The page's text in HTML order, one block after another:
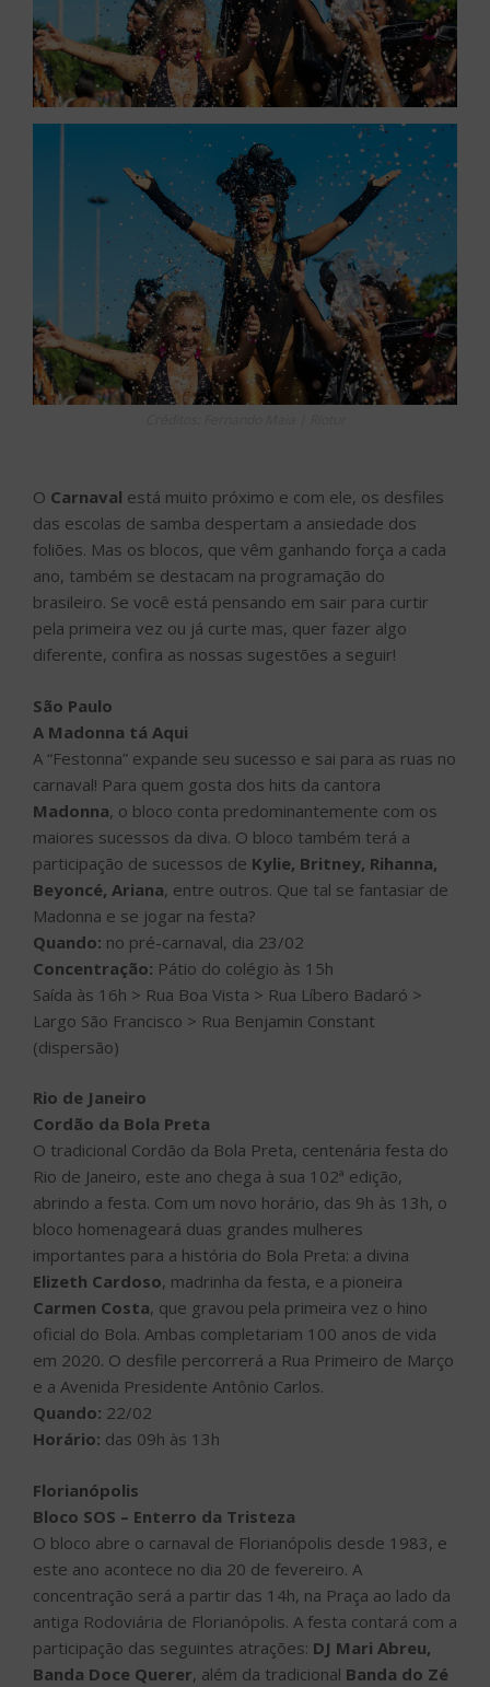
O Carnaval está muito próximo e com ele, os desfiles
das escolas de samba despertam a ansiedade dos
foliões. Mas os blocos, que vêm ganhando força a cada
ano, também se destacam na programação do
brasileiro. Se você está pensando em sair para curtir
pela primeira vez ou já curte mas, quer fazer algo
diferente, confira as nossas sugestões a seguir!
São Paulo
A Madonna tá Aqui
A “Festonna” expande seu sucesso e sai para as ruas no
carnaval! Para quem gosta dos hits da cantora
Madonna, o bloco conta predominantemente com os
maiores sucessos da diva. O bloco também terá a
participação de sucessos de Kylie, Britney, Rihanna,
Beyoncé, Ariana, entre outros. Que tal se fantasiar de
Madonna e se jogar na festa?
Quando: no pré-carnaval, dia 23/02
Concentração: Pátio do colégio às 15h
Saída às 16h > Rua Boa Vista > Rua Líbero Badaró >
Largo São Francisco > Rua Benjamin Constant
(dispersão)
Rio de Janeiro
Cordão da Bola Preta
O tradicional Cordão da Bola Preta, centenária festa do
Rio de Janeiro, este ano chega à sua 102ª edição,
abrindo a festa. Com um novo horário, das 9h às 13h, o
bloco homenageará duas grandes mulheres
importantes para a história do Bola Preta: a divina
Elizeth Cardoso, madrinha da festa, e a pioneira
Carmen Costa, que gravou pela primeira vez o hino
oficial do Bola. Ambas completariam 100 anos de vida
em 2020. O desfile percorrerá a Rua Primeiro de Março
e a Avenida Presidente Antônio Carlos.
Quando: 22/02
Horário: das 09h às 13h
Florianópolis
Bloco SOS – Enterro da Tristeza
O bloco abre o carnaval de Florianópolis desde 1983, e
este ano acontece no dia 20 de fevereiro. A
concentração será a partir das 14h, na Praça ao lado da
antiga Rodoviária de Florianópolis. A festa contará com a
participação das seguintes atrações: DJ Mari Abreu,
Banda Doce Querer, além da tradicional Banda do Zé